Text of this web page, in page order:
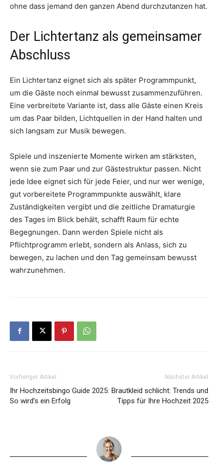
ohne dass jemand den ganzen Abend durchzutanzen hat.
Der Lichtertanz als gemeinsamer
Abschluss
Ein Lichtertanz eignet sich als später Programmpunkt,
um die Gäste noch einmal bewusst zusammenzuführen.
Eine verbreitete Variante ist, dass alle Gäste einen Kreis
um das Paar bilden, Lichtquellen in der Hand halten und
sich langsam zur Musik bewegen.
Spiele und inszenierte Momente wirken am stärksten,
wenn sie zum Paar und zur Gästestruktur passen. Nicht
jede Idee eignet sich für jede Feier, und nur wer wenige,
gut vorbereitete Programmpunkte auswählt, klare
Zuständigkeiten vergibt und die zeitliche Dramaturgie
des Tages im Blick behält, schafft Raum für echte
Begegnungen. Dann werden Spiele nicht als
Pflichtprogramm erlebt, sondern als Anlass, sich zu
bewegen, zu lachen und den Tag gemeinsam bewusst
wahrzunehmen.
Vorheriger Artikel
Ihr Hochzeitsbingo Guide 2025:
So wird’s ein Erfolg
Nächster Artikel
Brautkleid schlicht: Trends und
Tipps für Ihre Hochzeit 2025